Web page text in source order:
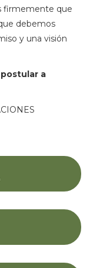
firmemente que
debemos
y una visión
a